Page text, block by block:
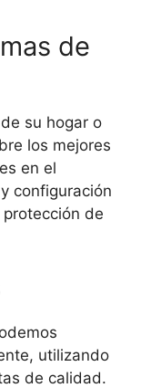
de
su hogar o
los mejores
en el
configuración
de
utilizando
de calidad.